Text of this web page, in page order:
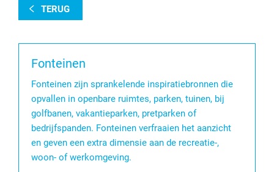
TERUG
Fonteinen
Fonteinen zijn sprankelende inspiratiebronnen die
opvallen in openbare ruimtes, parken, tuinen, bij
golfbanen, vakantieparken, pretparken of
bedrijfspanden. Fonteinen verfraaien het aanzicht
en geven een extra dimensie aan de recreatie-,
woon- of werkomgeving.